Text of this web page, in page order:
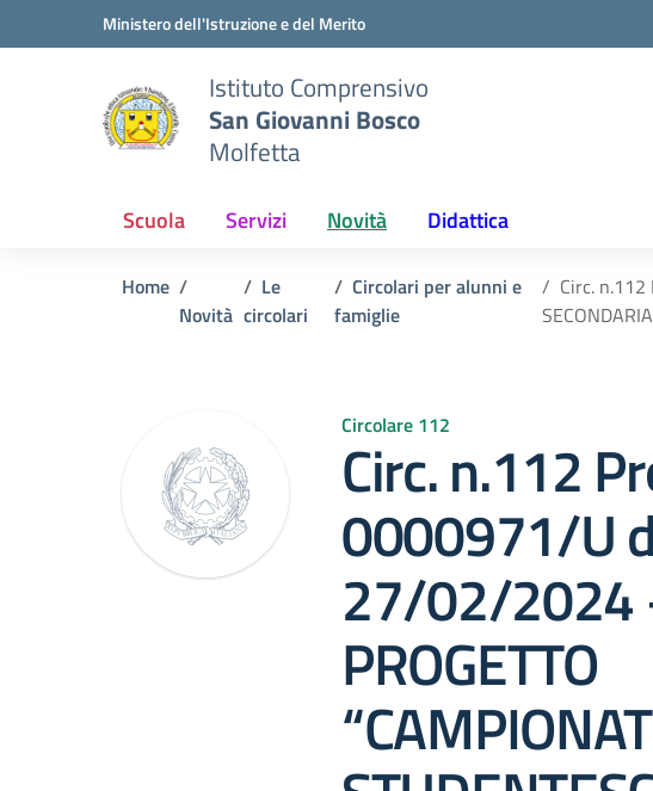
Vai ai contenuti
Vai al menu di navigazioneMinistero dell'Istruzione e del Merito
Istituto Comprensivo
San Giovanni Bosco
Molfetta
Scuola Servizi Novità Didattica
Home
Novità
Le
circolari
Circolari per alunni e
famiglie
Circ. n.112
Circolare 112
Circ. n.112
0000971/U
27/02/2024
PROGETTO